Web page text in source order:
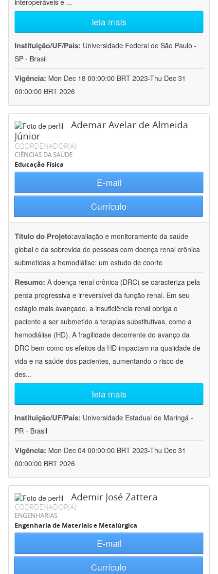
interoperáveis e ...
leia mais
Instituição/UF/País: Universidade Federal de São Paulo -
SP - Brasil
Vigência: Mon Dec 18 00:00:00 BRT 2023-Thu Dec 31
00:00:00 BRT 2026
Ademar Avelar de Almeida
Júnior
COORDENADOR(A)
CIÊNCIAS DA SAÚDE
Educação Física
E-mail
Currículo
Título do Projeto:avaliação e monitoramento da saúde
global e da sobrevida de pessoas com doença renal crônica
submetidas a hemodiálise: um estudo de coorte
Resumo: A doença renal crônica (DRC) se caracteriza pela
perda progressiva e irreversível da função renal. Em seu
estágio mais avançado, a insuficiência renal obriga o
paciente a ser submetido a terapias substitutivas, como a
hemodiálise (HD). A fragilidade decorrente do avanço da
DRC bem como os efeitos da HD impactam na qualidade de
vida e na saúde dos pacientes, aumentando o risco de
des...
leia mais
Instituição/UF/País: Universidade Estadual de Maringá -
PR - Brasil
Vigência: Mon Dec 04 00:00:00 BRT 2023-Thu Dec 31
00:00:00 BRT 2026
Ademir José Zattera
COORDENADOR(A)
ENGENHARIAS
Engenharia de Materiais e Metalúrgica
E-mail
Currículo